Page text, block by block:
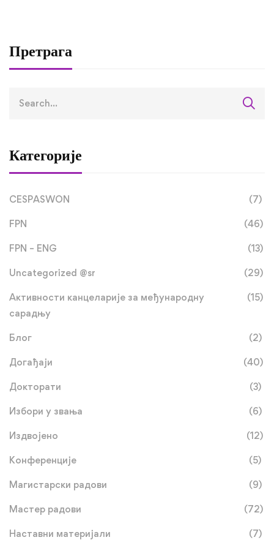
Претрага
Категорије
CESPASWON (7)
FPN (46)
FPN – ENG (13)
Uncategorized @sr (29)
Активности канцеларије за међународну
сарадњу
(15)
Блог (2)
Догађаји (40)
Докторати (3)
Избори у звања (6)
Издвојено (12)
Конференције (5)
Магистарски радови (9)
Мастер радови (72)
Наставни материјали (7)